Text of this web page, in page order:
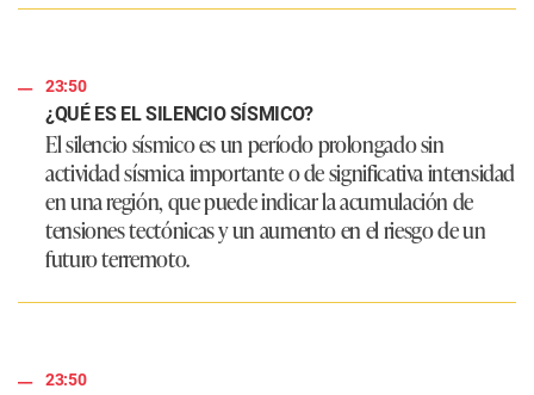
23:50
¿QUÉ ES EL SILENCIO SÍSMICO?
El silencio sísmico es un período prolongado sin
actividad sísmica importante o de significativa intensidad
en una región, que puede indicar la acumulación de
tensiones tectónicas y un aumento en el riesgo de un
futuro terremoto.
23:50